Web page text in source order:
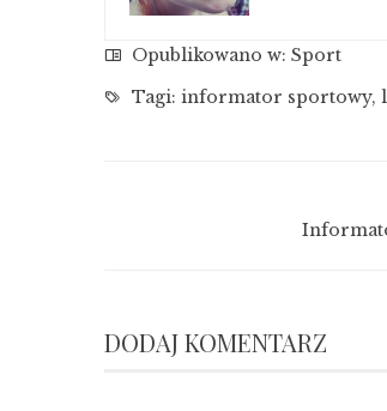
Opublikowano w: Sport
Tagi: informator sportowy,
DODAJ KOMENTARZ